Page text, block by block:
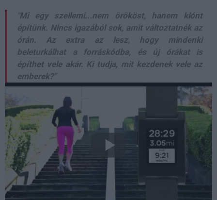
"Mi egy szellemi...nem örököst, hanem klónt
építünk. Nincs igazából sok, amit változtatnék az
órán. Az extra az lesz, hogy mindenki
beleturkálhat a forráskódba, és új órákat is
építhet vele akár. Ki tudja, mit kezdenek vele az
emberek?"